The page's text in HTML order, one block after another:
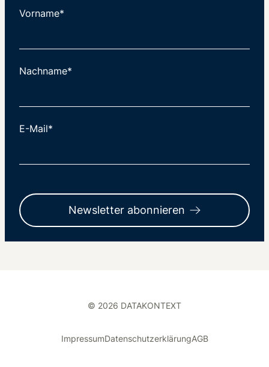
Vorname*
Nachname*
E-Mail*
Newsletter abonnieren
© 2026 DATAKONTEXT
ImpressumDatenschutzerklärungAGB